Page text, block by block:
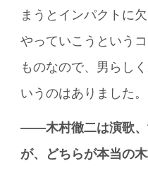
まうとインパクトに
やっていこうという
ものなので、男らし
いうのはありました。
――木村徹二は演歌、
が、どちらが本当の